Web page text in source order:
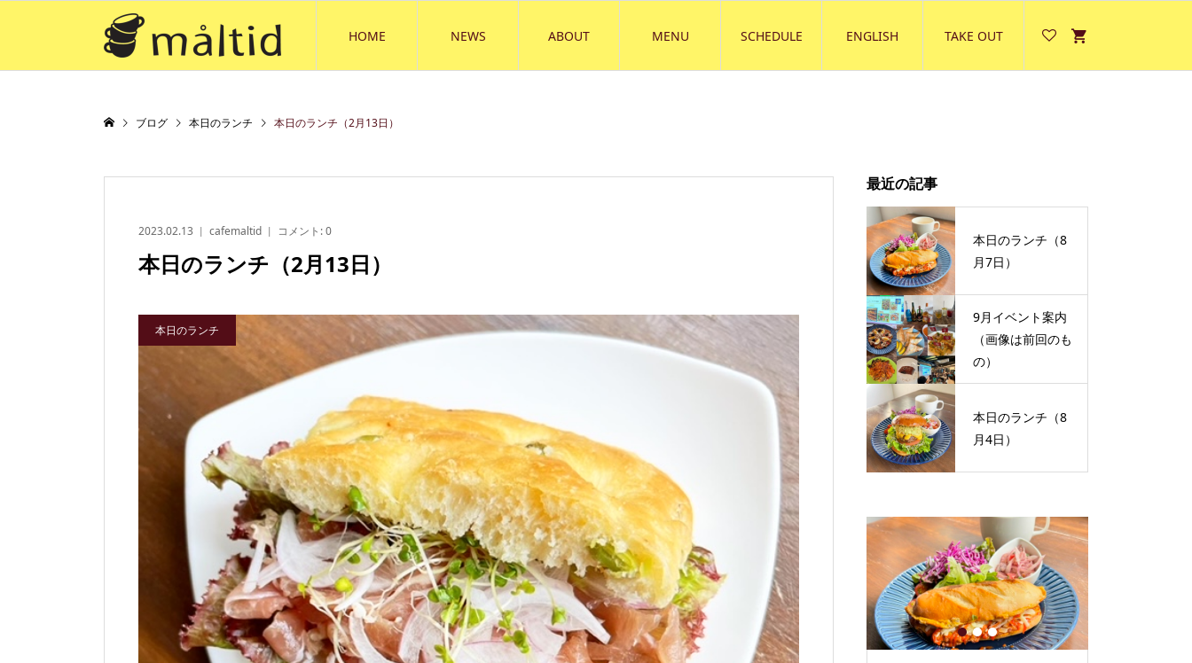
HOME NEWS ABOUT MENU SCHEDULE ENGLISH TAKE OUT
ブログ 本日のランチ 本日のランチ（2月13日）
2023.02.13 cafemaltid コメント:0
本日のランチ（2月13日）
本日のランチ
最近の記事
本日のランチ（8
月7日）
9月イベント案内
（画像は前回のも
の）
本日のランチ（8
月4日）
1 2 3